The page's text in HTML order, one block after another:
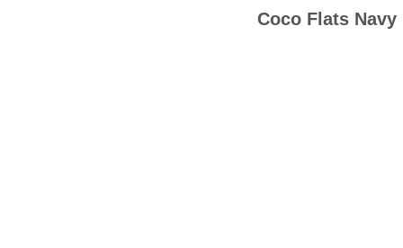
Coco Flats Navy